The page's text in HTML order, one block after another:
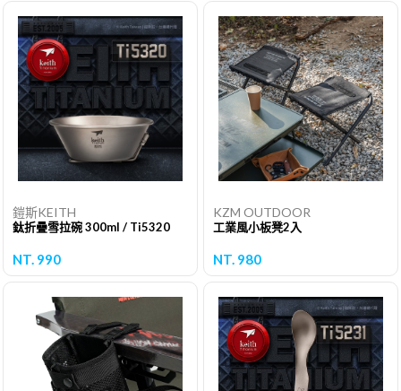
鎧斯KEITH
鈦折疊雪拉碗 300ml / Ti5320
NT. 990
KZM OUTDOOR
工業風小板凳2入
NT. 980